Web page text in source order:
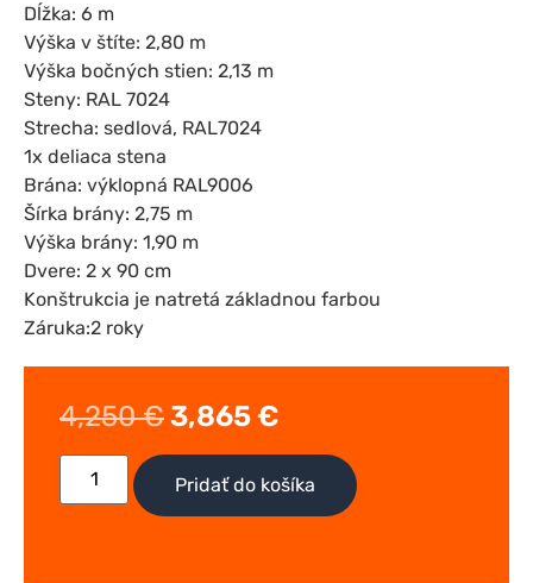
Dĺžka: 6 m
Výška v štíte: 2,80 m
Výška bočných stien: 2,13 m
Steny: RAL 7024
Strecha: sedlová, RAL7024
1x deliaca stena
Brána: výklopná RAL9006
Šírka brány: 2,75 m
Výška brány: 1,90 m
Dvere: 2 x 90 cm
Konštrukcia je natretá základnou farbou
Záruka:2 roky
4,250€ 3,865€
Pridať do košíka